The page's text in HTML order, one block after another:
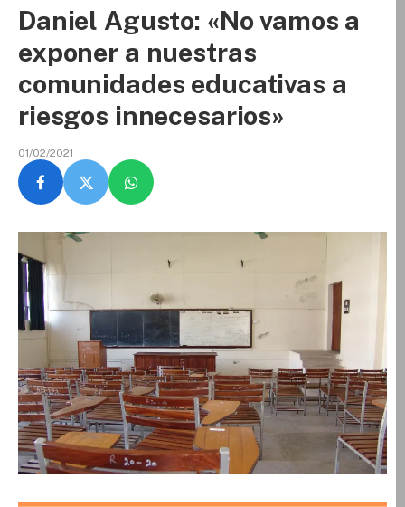
Daniel Agusto: «No vamos a
exponer a nuestras
comunidades educativas a
riesgos innecesarios»
01/02/2021